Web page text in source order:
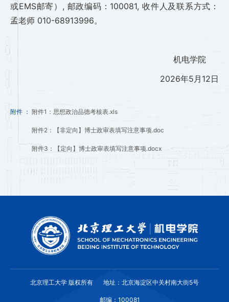
或EMS邮寄）, 邮政编码：100081, 收件人及联系方式：
孟老师 010-68913996。
机电学院
2026年5月12日
附件 ： 附件1：思想政治品德考核表.xls
附件2：【非定向】博士政审表填写注意事项.doc
附件3：【定向】博士政审表填写注意事项.docx
北京理工大学 版权所有 地址：北京海淀区中关村南大街5号
邮编：100081